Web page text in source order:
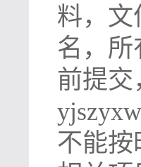
料，文
名，
前提
不能按